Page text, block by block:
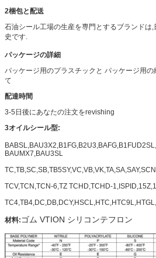
2梱包と配送
石油シール工場の生産を専門とするブランドは
史です.
パッケージの詳細
パッケージ用のプラスチックと パッケージ用
て
配達時間
3-5日後にあなたの注文をrevishing
3オイルシール型:
BAUMX7,BAU3SL
TCV,TCN,TCN-6,TZ TCHD,TCHD-
材料: ゴム VTION シリコンテフロン